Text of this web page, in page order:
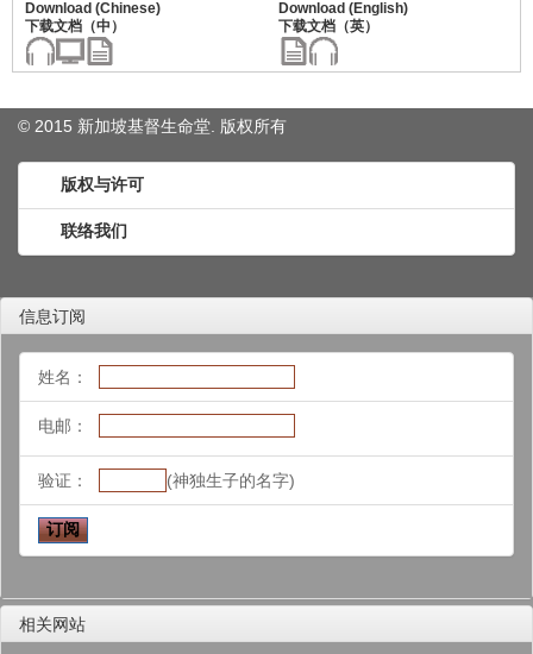
© 2015 新加坡基督生命堂. 版权所有
版权与许可
联络我们
信息订阅
姓名：
电邮：
验证： (神独生子的名字)
相关网站